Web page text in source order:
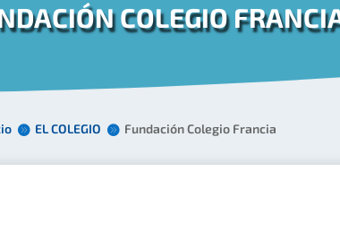
COLEGIO
EL COLEGIO Fundación Colegio Francia